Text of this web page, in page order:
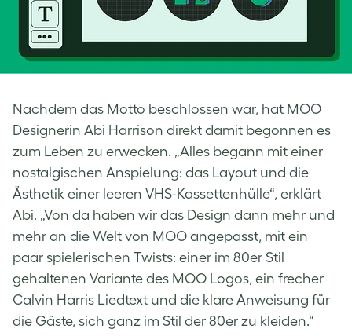
Nachdem das Motto beschlossen war, hat MOO
Designerin Abi Harrison direkt damit begonnen es
zum Leben zu erwecken. „Alles begann mit einer
nostalgischen Anspielung: das Layout und die
Ästhetik einer leeren VHS-Kassettenhülle“, erklärt
Abi. „Von da haben wir das Design dann mehr und
mehr an die Welt von MOO angepasst, mit ein
paar spielerischen Twists: einer im 80er Stil
gehaltenen Variante des MOO Logos, ein frecher
Calvin Harris Liedtext und die klare Anweisung für
die Gäste, sich ganz im Stil der 80er zu kleiden.“